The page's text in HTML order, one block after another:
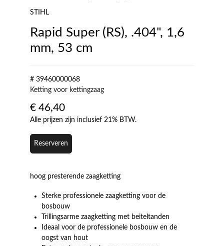
STIHL
Rapid Super (RS), .404", 1,6
mm, 53 cm
# 39460000068
Ketting voor kettingzaag
€ 46,40
Alle prijzen zijn inclusief 21% BTW.
Reserveren
hoog presterende zaagketting
Sterke professionele zaagketting voor de
bosbouw
Trillingsarme zaagketting met beiteltanden
Ideaal voor de professionele bosbouw en de
oogst van hout